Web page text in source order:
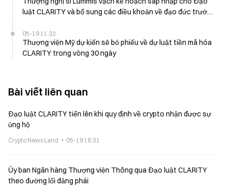
luật CLARITY và bổ sung các điều khoản về đạo đức trước
05-19 11:32
Thượng viện Mỹ dự kiến sẽ bỏ phiếu về dự luật tiền mã hóa
CLARITY trong vòng 30 ngày
Bài viết liên quan
Đạo luật CLARITY tiến lên khi quy định về crypto nhận được sự
ủng hộ
Crypto News Land 05-19 18:31
Ủy ban Ngân hàng Thượng viện Thông qua Đạo luật CLARITY
theo đường lối đảng phái